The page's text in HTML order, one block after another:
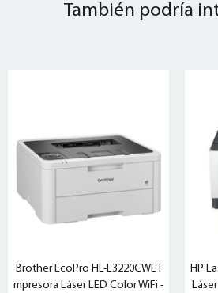
También podría
Brother EcoPro HL-L3220CWE I
mpresora Láser LED Color WiFi -
HP